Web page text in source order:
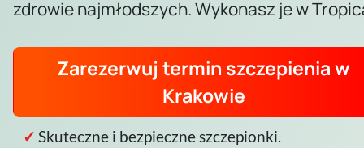
zdrowie najmłodszych. Wykonasz je w
Zarezerwuj termin szczepienia w
Krakowie
Skuteczne i bezpieczne szczepionki.